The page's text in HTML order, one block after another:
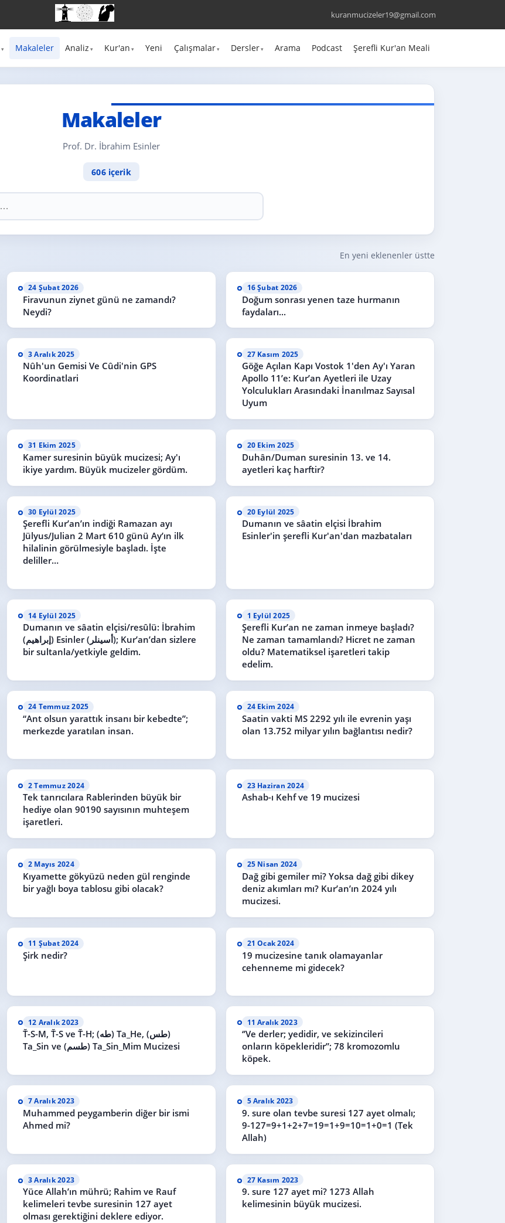
kuranmucizeler19@gmail.com
Makaleler Analiz Kur'an Yeni Çalışmalar Dersler Arama Podcast Şerefli Kur'an Meali
Makaleler
Prof. Dr. İbrahim Esinler
606 içerik
En yeni eklenenler üstte
24 Şubat 2026
Firavunun ziynet günü ne zamandı?
Neydi?
16 Şubat 2026
Doğum sonrası yenen taze hurmanın
faydaları...
3 Aralık 2025
Nûh'un Gemisi Ve Cûdi'nin GPS
Koordinatlari
27 Kasım 2025
Göğe Açılan Kapı Vostok 1'den Ay'ı Yaran
Apollo 11’e: Kur’an Ayetleri ile Uzay
Yolculukları Arasındaki İnanılmaz Sayısal
Uyum
31 Ekim 2025
Kamer suresinin büyük mucizesi; Ay'ı
ikiye yardım. Büyük mucizeler gördüm.
20 Ekim 2025
Duhân/Duman suresinin 13. ve 14.
ayetleri kaç harftir?
30 Eylül 2025
Şerefli Kur’an’ın indiği Ramazan ayı
Jülyus/Julian 2 Mart 610 günü Ay’ın ilk
hilalinin görülmesiyle başladı. İşte
deliller…
20 Eylül 2025
Dumanın ve sâatin elçisi İbrahim
Esinler'in şerefli Kur'an'dan mazbataları
14 Eylül 2025
Dumanın ve sâatin elçisi/resûlü: İbrahim
(إبراهيم) Esinler (أسينلر); Kur’an’dan sizlere
bir sultanla/yetkiyle geldim.
1 Eylül 2025
Şerefli Kur’an ne zaman inmeye başladı?
Ne zaman tamamlandı? Hicret ne zaman
oldu? Matematiksel işaretleri takip
edelim.
24 Temmuz 2025
“Ant olsun yarattık insanı bir kebedte”;
merkezde yaratılan insan.
24 Ekim 2024
Saatin vakti MS 2292 yılı ile evrenin yaşı
olan 13.752 milyar yılın bağlantısı nedir?
2 Temmuz 2024
Tek tanrıcılara Rablerinden büyük bir
hediye olan 90190 sayısının muhteşem
işaretleri.
23 Haziran 2024
Ashab-ı Kehf ve 19 mucizesi
2 Mayıs 2024
Kıyamette gökyüzü neden gül renginde
bir yağlı boya tablosu gibi olacak?
25 Nisan 2024
Dağ gibi gemiler mi? Yoksa dağ gibi dikey
deniz akımları mı? Kur’an’ın 2024 yılı
mucizesi.
11 Şubat 2024
Şirk nedir?
21 Ocak 2024
19 mucizesine tanık olamayanlar
cehenneme mi gidecek?
12 Aralık 2023
Ť-S-M, Ť-S ve Ť-H; (طه) Ta_He, (طس)
Ta_Sin ve (طسم) Ta_Sin_Mim Mucizesi
11 Aralık 2023
‘’Ve derler; yedidir, ve sekizincileri
onların köpekleridir”; 78 kromozomlu
köpek.
7 Aralık 2023
Muhammed peygamberin diğer bir ismi
Ahmed mi?
5 Aralık 2023
9. sure olan tevbe suresi 127 ayet olmalı;
9-127=9+1+2+7=19=1+9=10=1+0=1 (Tek
Allah)
3 Aralık 2023
Yüce Allah’ın mührü; Rahim ve Rauf
kelimeleri tevbe suresinin 127 ayet
olması gerektiğini deklere ediyor.
27 Kasım 2023
9. sure 127 ayet mi? 1273 Allah
kelimesinin büyük mucizesi.